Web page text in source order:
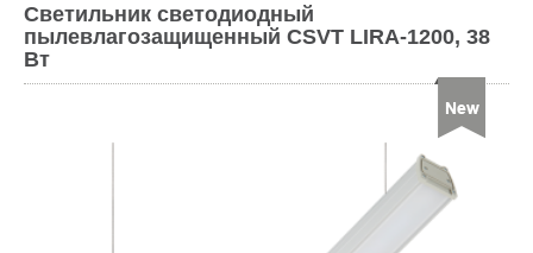
Светильник светодиодный
пылевлагозащищенный CSVT LIRA-1200, 38
Вт